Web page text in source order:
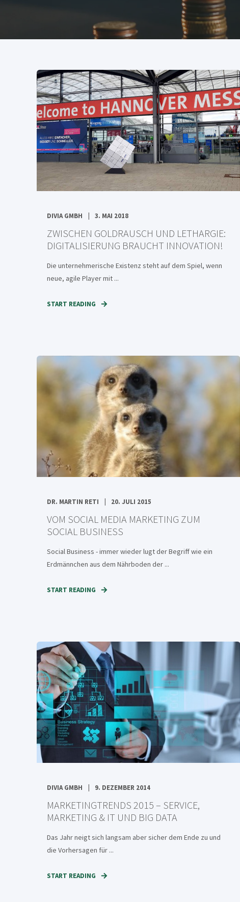
DIVIA GMBH 3. MAI 2018
ZWISCHEN GOLDRAUSCH UND LETHARGIE:
DIGITALISIERUNG BRAUCHT INNOVATION!
Die unternehmerische Existenz steht auf dem Spiel, wenn
neue, agile Player mit ...
START READING
DR. MARTIN RETI 20. JULI 2015
VOM SOCIAL MEDIA MARKETING ZUM
SOCIAL BUSINESS
Social Business - immer wieder lugt der Begriff wie ein
Erdmännchen aus dem Nährboden der ...
START READING
DIVIA GMBH 9. DEZEMBER 2014
MARKETINGTRENDS 2015 – SERVICE,
MARKETING & IT UND BIG DATA
Das Jahr neigt sich langsam aber sicher dem Ende zu und
die Vorhersagen für ...
START READING